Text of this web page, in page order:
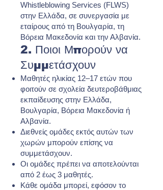
Whistleblowing Services (FLWS)
στην Ελλάδα, σε συνεργασία με
εταίρους από τη Βουλγαρία, τη
Βόρεια Μακεδονία και την Αλβανία.
2. Ποιοι Μπορούν να
Συμμετάσχουν
Μαθητές ηλικίας 12–17 ετών που
φοιτούν σε σχολεία δευτεροβάθμιας
εκπαίδευσης στην Ελλάδα,
Βουλγαρία, Βόρεια Μακεδονία ή
Αλβανία.
Διεθνείς ομάδες εκτός αυτών των
χωρών μπορούν επίσης να
συμμετάσχουν.
Οι ομάδες πρέπει να αποτελούνται
από 2 έως 3 μαθητές.
Κάθε ομάδα μπορεί, εφόσον το